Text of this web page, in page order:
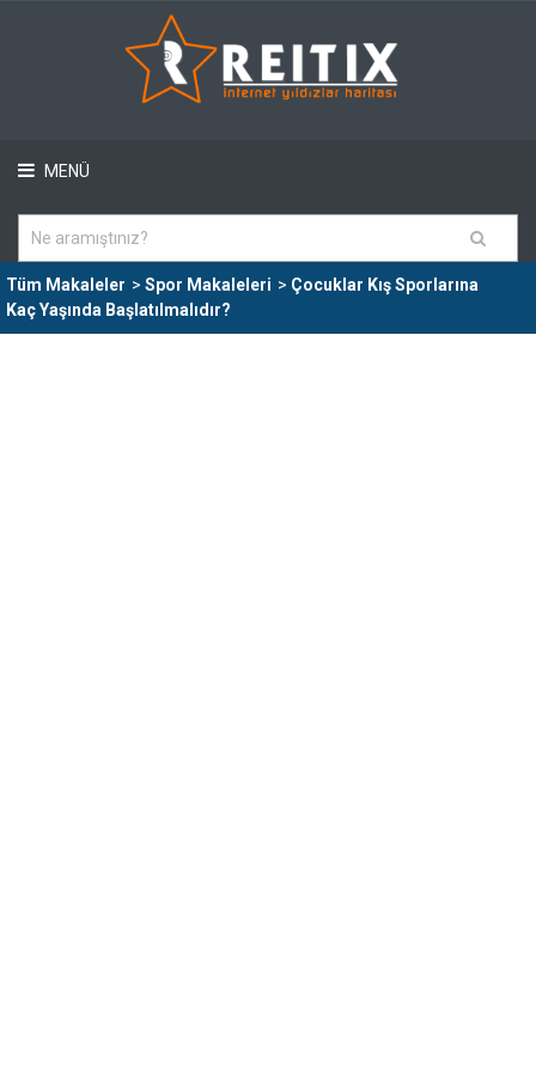
MENÜ
Tüm Makaleler > Spor Makaleleri > Çocuklar Kış Sporlarına
Kaç Yaşında Başlatılmalıdır?